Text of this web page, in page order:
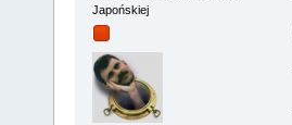
Japońskiej